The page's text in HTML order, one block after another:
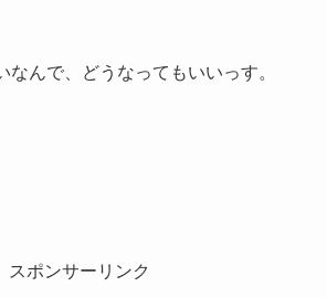
なんで、どうなってもいいっす。
スポンサーリンク